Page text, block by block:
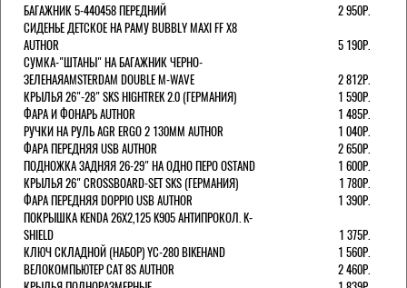
БАГАЖНИК 5-440458 ПЕРЕДНИЙ
2 950Р.
СИДЕНЬЕ ДЕТСКОЕ НА РАМУ BUBBLY MAXI FF X8
AUTHOR
5 190Р.
СУМКА-"ШТАНЫ" НА БАГАЖНИК ЧЕРНО-
ЗЕЛЕНАЯAMSTERDAM DOUBLE M-WAVE
2 812Р.
КРЫЛЬЯ 26"-28" SKS HIGHTREK 2.0 (ГЕРМАНИЯ)
1 590Р.
ФАРА И ФОНАРЬ AUTHOR
1 485Р.
РУЧКИ НА РУЛЬ AGR ERGO 2 130ММ AUTHOR
1 040Р.
ФАРА ПЕРЕДНЯЯ USB AUTHOR
2 650Р.
ПОДНОЖКА ЗАДНЯЯ 26-29" НА ОДНО ПЕРО OSTAND
1 600Р.
КРЫЛЬЯ 26" CROSSBOARD-SET SKS (ГЕРМАНИЯ)
1 780Р.
ФАРА ПЕРЕДНЯЯ DOPPIO USB AUTHOR
1 390Р.
ПОКРЫШКА KENDA 26Х2,125 K905 АНТИПРОКОЛ. K-
SHIELD
1 375Р.
КЛЮЧ СКЛАДНОЙ (НАБОР) YC-280 BIKEHAND
1 560Р.
ВЕЛОКОМПЬЮТЕР CAT 8S AUTHOR
2 460Р.